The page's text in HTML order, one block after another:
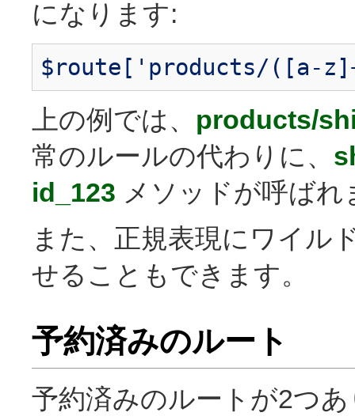
になります:
$route['products/([a-
上の例では、 products/
常のルールの代わりに、
id_123 メソッドが呼ばれ
また、正規表現にワイル
せることもできます。
予約済みのルート
予約済みのルートが2つ